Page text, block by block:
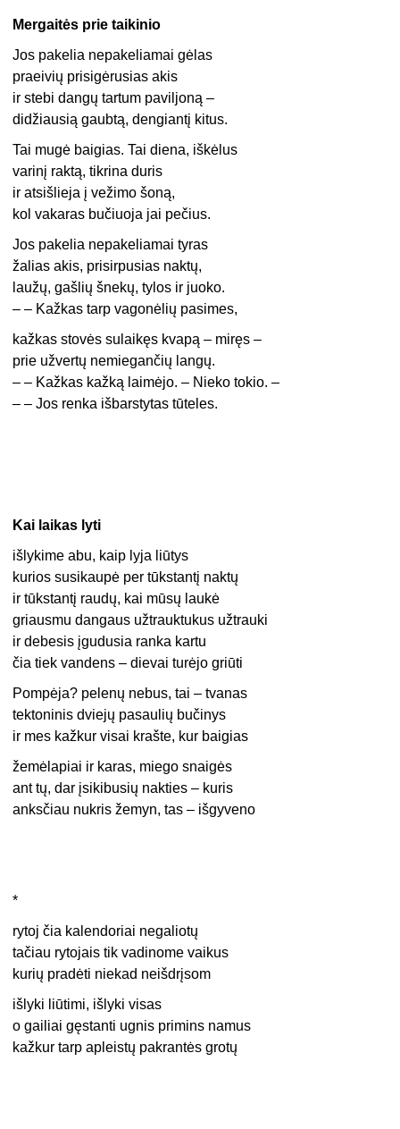
Mergaitės prie taikinio
Jos pakelia nepakeliamai gėlas
praeivių prisigėrusias akis
ir stebi dangų tartum paviljoną –
didžiausią gaubtą, dengiantį kitus.
Tai mugė baigias. Tai diena, iškėlus
varinį raktą, tikrina duris
ir atsišlieja į vežimo šoną,
kol vakaras bučiuoja jai pečius.
Jos pakelia nepakeliamai tyras
žalias akis, prisirpusias naktų,
laužų, gašlių šnekų, tylos ir juoko.
– – Kažkas tarp vagonėlių pasimes,
kažkas stovės sulaikęs kvapą – miręs –
prie užvertų nemiegančių langų.
– – Kažkas kažką laimėjo. – Nieko tokio. –
– – Jos renka išbarstytas tūteles.
Kai laikas lyti
išlykime abu, kaip lyja liūtys
kurios susikaupė per tūkstantį naktų
ir tūkstantį raudų, kai mūsų laukė
griausmu dangaus užtrauktukus užtrauki
ir debesis įgudusia ranka kartu
čia tiek vandens – dievai turėjo griūti
Pompėja? pelenų nebus, tai – tvanas
tektoninis dviejų pasaulių bučinys
ir mes kažkur visai krašte, kur baigias
žemėlapiai ir karas, miego snaigės
ant tų, dar įsikibusių nakties – kuris
anksčiau nukris žemyn, tas – išgyveno
*
rytoj čia kalendoriai negaliotų
tačiau rytojais tik vadinome vaikus
kurių pradėti niekad neišdrįsom
išlyki liūtimi, išlyki visas
o gailiai gęstanti ugnis primins namus
kažkur tarp apleistų pakrantės grotų